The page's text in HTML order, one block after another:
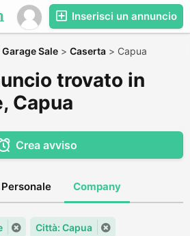
Inserisci un annuncio
Garage Sale > Caserta > Capua
trovato in
Capua
Crea avviso
Personale Company
Città: Capua